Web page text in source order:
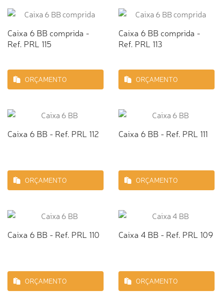
Caixa 6 BB comprida -
Ref. PRL 115
ORÇAMENTO
Caixa 6 BB comprida -
Ref. PRL 113
ORÇAMENTO
Caixa 6 BB - Ref. PRL 112
ORÇAMENTO
Caixa 6 BB - Ref. PRL 111
ORÇAMENTO
Caixa 6 BB - Ref. PRL 110
ORÇAMENTO
Caixa 4 BB - Ref. PRL 109
ORÇAMENTO